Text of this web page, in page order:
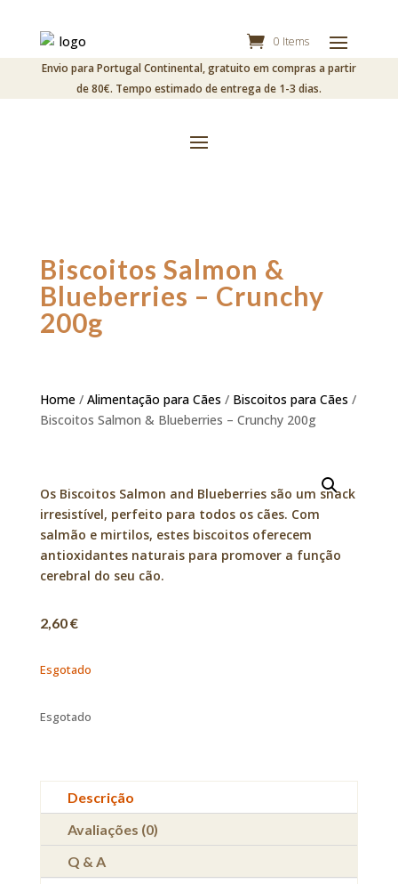
0 Items
Envio para Portugal Continental, gratuito em compras a partir
de 80€. Tempo estimado de entrega de 1-3 dias.
Biscoitos Salmon &
Blueberries – Crunchy
200g
Home/ Alimentação para Cães / Biscoitos para Cães /
Biscoitos Salmon & Blueberries – Crunchy 200g
Os Biscoitos Salmon and Blueberries são um snack
irresistível, perfeito para todos os cães. Com
salmão e mirtilos, estes biscoitos oferecem
antioxidantes naturais para promover a função
cerebral do seu cão.
2,60€
Esgotado
Esgotado
Descrição
Avaliações (0)
Q & A